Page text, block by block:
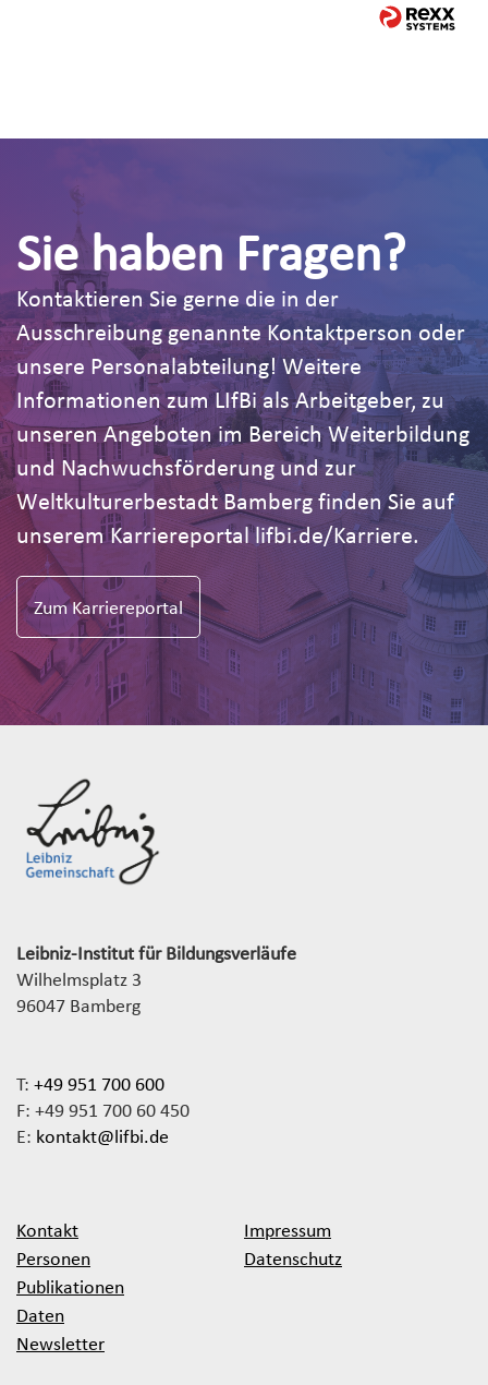
Sie haben Fragen?
Kontaktieren Sie gerne die in der
Ausschreibung genannte Kontaktperson oder
unsere Personalabteilung! Weitere
Informationen zum LIfBi als Arbeitgeber, zu
unseren Angeboten im Bereich Weiterbildung
und Nachwuchsförderung und zur
Weltkulturerbestadt Bamberg finden Sie auf
unserem Karriereportal lifbi.de/Karriere.
Zum Karriereportal
Leibniz-Institut für Bildungsverläufe
Wilhelmsplatz 3
96047 Bamberg
T: +49 951 700 600
F: +49 951 700 60 450
E: kontakt@lifbi.de
Kontakt
Personen
Publikationen
Daten
Newsletter
Impressum
Datenschutz